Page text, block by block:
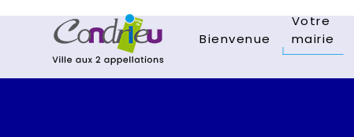
Bienvenue
Votre
mairie